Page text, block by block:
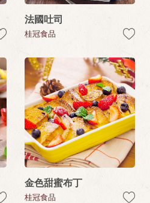
法國吐司
桂冠食品
金色甜蜜布丁
桂冠食品